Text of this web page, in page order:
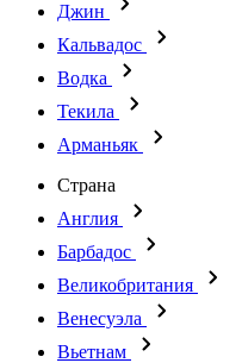
Джин
Кальвадос
Водка
Текила
Арманьяк
Страна
Англия
Барбадос
Великобритания
Венесуэла
Вьетнам